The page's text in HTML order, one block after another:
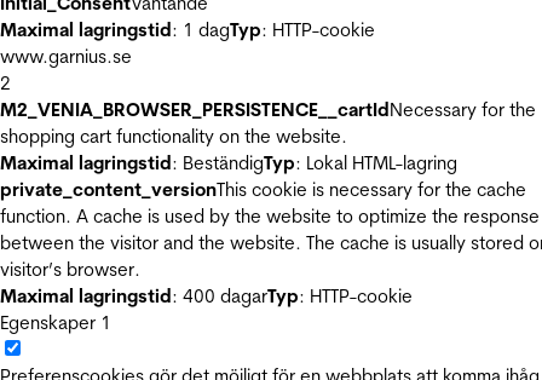
Maximal lagringstid: 1 dagTyp: HTTP-cookie
www.garnius.se
2
M2_VENIA_BROWSER_PERSISTENCE__cartIdNecessary for the
shopping cart functionality on the website.
Maximal lagringstid: BeständigTyp: Lokal HTML-lagring
private_content_versionThis cookie is necessary for the cache
function. A cache is used by the website to optimize the
between the visitor and the website. The cache is usually stored
visitor’s browser.
Maximal lagringstid: 400 dagarTyp: HTTP-cookie
Egenskaper 1